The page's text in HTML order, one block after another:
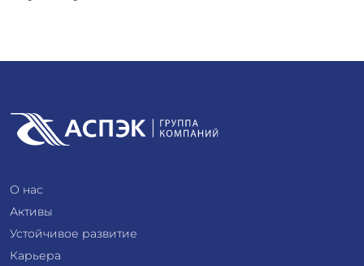
О нас
Активы
Устойчивое развитие
Карьера